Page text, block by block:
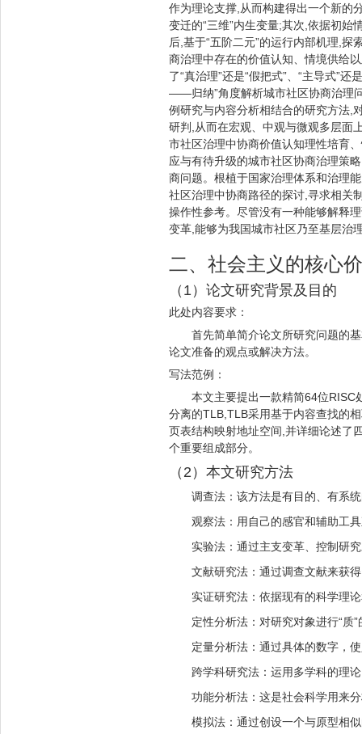
作为理论支撑,从而构建得出一个新的
变迁的“三维”内生变量;其次,依据初
后,基于“五阶二元”的运行内部机理,
商治理中存在的价值认知、情境供给
了“真治理”还是“假把式”、“主导式”
——归纳”角度解析城市社区协商治理
例研究与内容分析相结合的研究方法,
研判,从而在宏观、中观与微观多层面
市社区治理中协商价值认知理性培育
应与有待升级的城市社区协商治理策
商问题。根植于国家治理体系和治理
社区治理中协商路径的探讨,寻求相关
操作性参考。尽管没有一种能够解释
变革,能够为我国城市社区乃至基层治
二、社会主义的核心
（1）论文研究背景及目的
此处内容要求：
首先简单简介论文所研究问题的
论文准备的观点或解决方法。
写法范例：
本文主要提出一款精简64位RISC
分离的TLB,TLB采用基于内容查找的
页表结构映射地址空间,并详细论述了
个重要组成部分。
（2）本文研究方法
调查法：该方法是有目的、有系
观察法：用自己的感官和辅助工
实验法：通过主支变革、控制研
文献研究法：通过调查文献来获
实证研究法：依据现有的科学理
定性分析法：对研究对象进行“质
定量分析法：通过具体的数字，
跨学科研究法：运用多学科的理
功能分析法：这是社会科学用来
模拟法：通过创设一个与原型相